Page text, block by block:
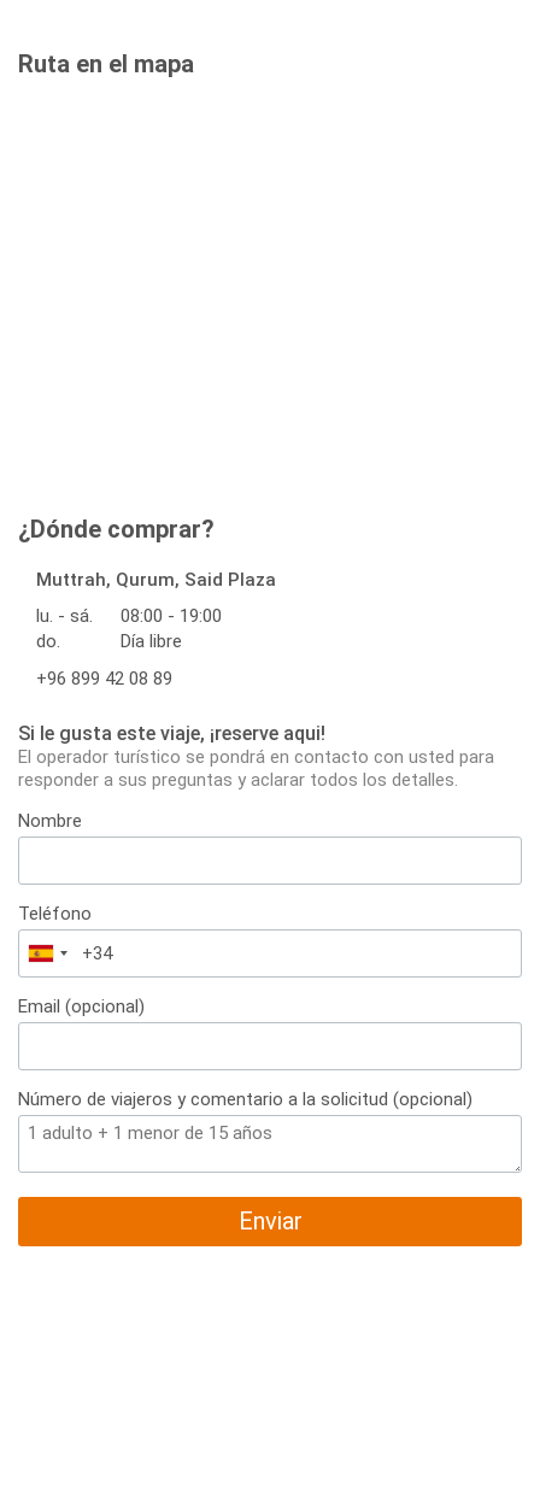
Ruta en el mapa
¿Dónde comprar?
Muttrah, Qurum, Said Plaza
lu. - sá.
08:00 - 19:00
do.
Día libre
+96 899 42 08 89
Si le gusta este viaje, ¡reserve aqui!
El operador turístico se pondrá en contacto con usted para
responder a sus preguntas y aclarar todos los detalles.
Nombre
Teléfono
España
+34
Email (opcional)
Número de viajeros y comentario a la solicitud (opcional)
Enviar